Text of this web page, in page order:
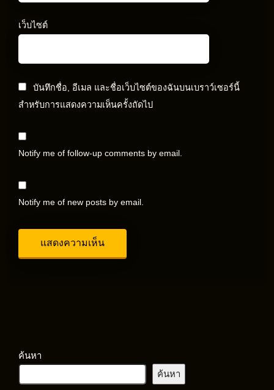
เว็บไซต์
บันทึกชื่อ, อีเมล และชื่อเว็บไซต์ของฉันบนเบราว์เซอร์นี้
สำหรับการแสดงความเห็นครั้งถัดไป
Notify me of follow-up comments by email.
Notify me of new posts by email.
ค้นหา
ค้นหา